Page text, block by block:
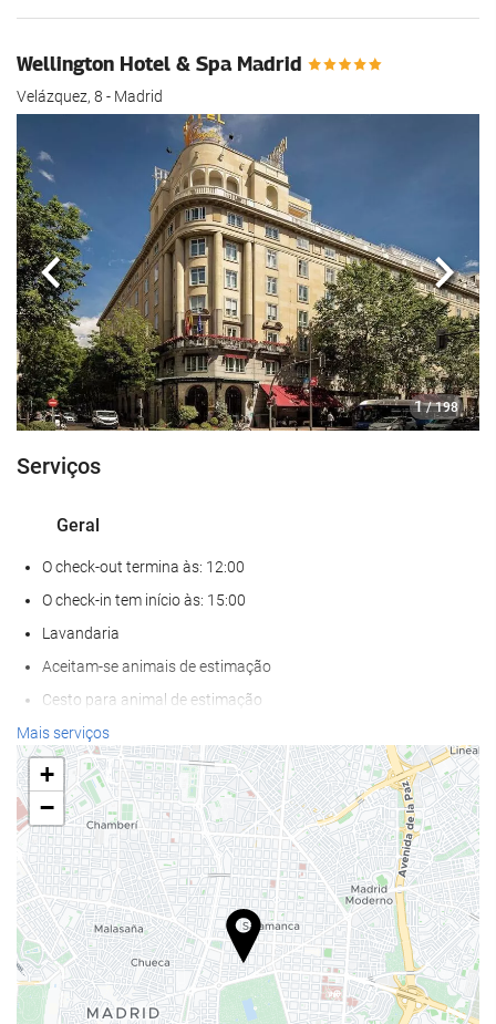
Wellington Hotel & Spa Madrid
Velázquez, 8 - Madrid
1 / 198
Anterior
Serviços
Geral
O check-out termina às: 12:00
O check-in tem início às: 15:00
Lavandaria
Aceitam-se animais de estimação
Cesto para animal de estimação
Tigela para animal de estimação
Ar condicionado
Aquecimento Central
Elevador
Salas para não-fumadores
Proibido fumar em todas as áreas
Quartos insonorizados
Bem-estar
Mais serviços
+
−